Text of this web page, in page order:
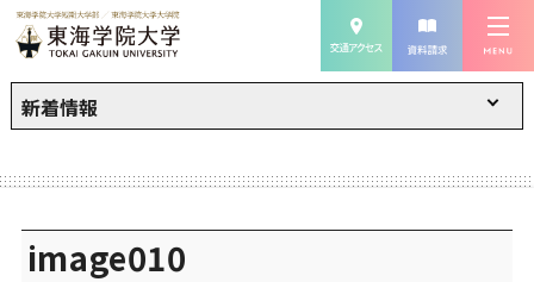
新着情報
image010